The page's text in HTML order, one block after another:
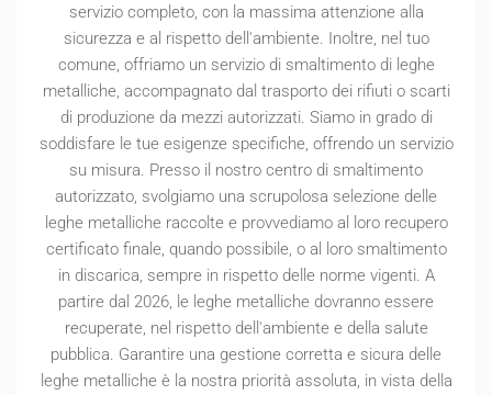
servizio completo, con la massima attenzione alla
sicurezza e al rispetto dell'ambiente. Inoltre, nel tuo
comune, offriamo un servizio di smaltimento di leghe
metalliche, accompagnato dal trasporto dei rifiuti o scarti
di produzione da mezzi autorizzati. Siamo in grado di
soddisfare le tue esigenze specifiche, offrendo un servizio
su misura. Presso il nostro centro di smaltimento
autorizzato, svolgiamo una scrupolosa selezione delle
leghe metalliche raccolte e provvediamo al loro recupero
certificato finale, quando possibile, o al loro smaltimento
in discarica, sempre in rispetto delle norme vigenti. A
partire dal 2026, le leghe metalliche dovranno essere
recuperate, nel rispetto dell'ambiente e della salute
pubblica. Garantire una gestione corretta e sicura delle
leghe metalliche è la nostra priorità assoluta, in vista della